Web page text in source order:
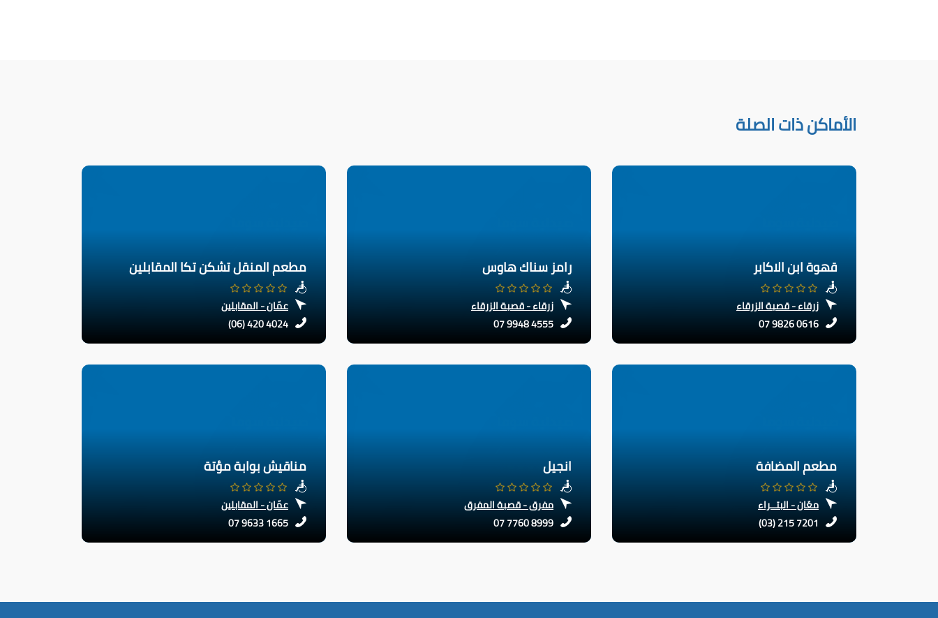
الأماكن ذات الصلة
قهوة ابن الاكابر
زرقاء - قصبة الزرقاء
07 9826 0616
رامز سناك هاوس
زرقاء - قصبة الزرقاء
07 9948 4555
مطعم المنقل تشكن تكا المقابلين
عمّان - المقابلين
(06) 420 4024
مطعم المضافة
معّان - البتــراء
(03) 215 7201
انجيل
مفرق - قصبة المفرق
07 7760 8999
مناقيش بوابة مؤتة
عمّان - المقابلين
07 9633 1665